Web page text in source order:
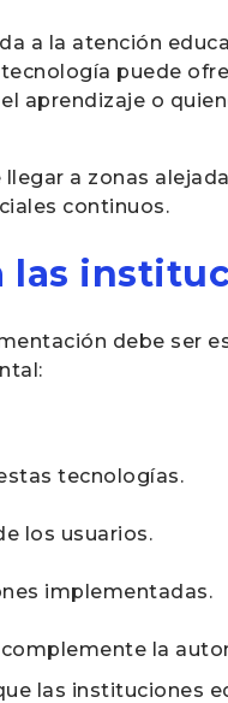
a la atención
puede
aprendizaje o
a zonas
continuos.
las
debe ser
tecnologías.
los usuarios.
implementadas.
la
las instituciones